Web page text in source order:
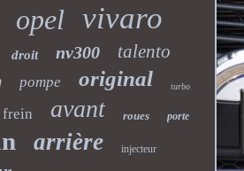
opel vivaro
droit nv300 talento
pompe original turbo
frein avant roues porte
arrière injecteur